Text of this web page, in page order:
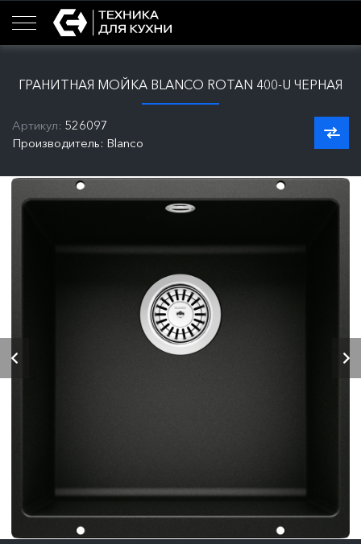
ГРАНИТНАЯ МОЙКА BLANCO ROTAN 400-U ЧЕРНАЯ
Артикул: 526097
Производитель: Blanco